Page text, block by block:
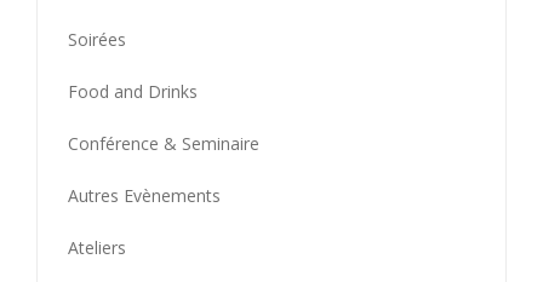
Soirées
Food and Drinks
Conférence & Seminaire
Autres Evènements
Ateliers